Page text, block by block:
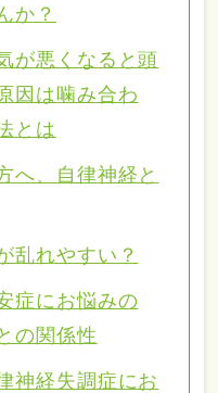
か？
が悪くなると頭
因は噛み合わ
とは
へ、自律神経と
乱れやすい？
症にお悩みの
の関係性
神経失調症にお